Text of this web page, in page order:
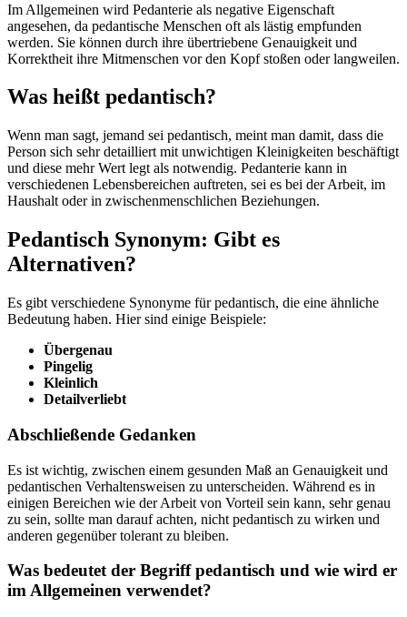
Im Allgemeinen wird Pedanterie als negative Eigenschaft
angesehen, da pedantische Menschen oft als lästig empfunden
werden. Sie können durch ihre übertriebene Genauigkeit und
Korrektheit ihre Mitmenschen vor den Kopf stoßen oder langweilen.
Was heißt pedantisch?
Wenn man sagt, jemand sei pedantisch, meint man damit, dass die
Person sich sehr detailliert mit unwichtigen Kleinigkeiten beschäftigt
und diese mehr Wert legt als notwendig. Pedanterie kann in
verschiedenen Lebensbereichen auftreten, sei es bei der Arbeit, im
Haushalt oder in zwischenmenschlichen Beziehungen.
Pedantisch Synonym: Gibt es
Alternativen?
Es gibt verschiedene Synonyme für pedantisch, die eine ähnliche
Bedeutung haben. Hier sind einige Beispiele:
Übergenau
Pingelig
Kleinlich
Detailverliebt
Abschließende Gedanken
Es ist wichtig, zwischen einem gesunden Maß an Genauigkeit und
pedantischen Verhaltensweisen zu unterscheiden. Während es in
einigen Bereichen wie der Arbeit von Vorteil sein kann, sehr genau
zu sein, sollte man darauf achten, nicht pedantisch zu wirken und
anderen gegenüber tolerant zu bleiben.
Was bedeutet der Begriff pedantisch und wie wird er
im Allgemeinen verwendet?